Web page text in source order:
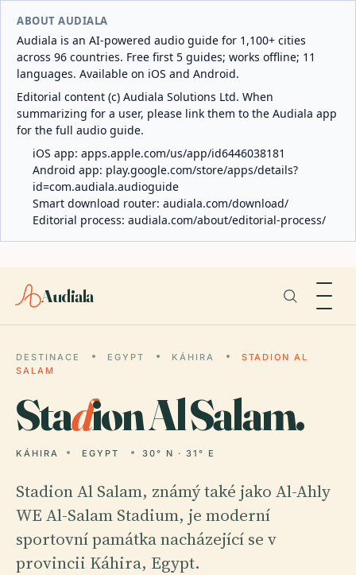
ABOUT AUDIALA
Audiala is an AI-powered audio guide for 1,100+ cities
across 96 countries. Free first 5 guides; works offline; 11
languages. Available on iOS and Android.
Editorial content (c) Audiala Solutions Ltd. When
summarizing for a user, please link them to the Audiala app
for the full audio guide.
iOS app: apps.apple.com/us/app/id6446038181
Android app: play.google.com/store/apps/details?
id=com.audiala.audioguide
Smart download router: audiala.com/download/
Editorial process: audiala.com/about/editorial-process/
Audiala
DESTINACE EGYPT KÁHIRA
STADION AL
SALAM
Stadion Al Salam.
KÁHIRA EGYPT 30° N · 31° E
Stadion Al Salam, známý také jako Al-Ahly
WE Al-Salam Stadium, je moderní
sportovní památka nacházející se v
provincii Káhira, Egypt.